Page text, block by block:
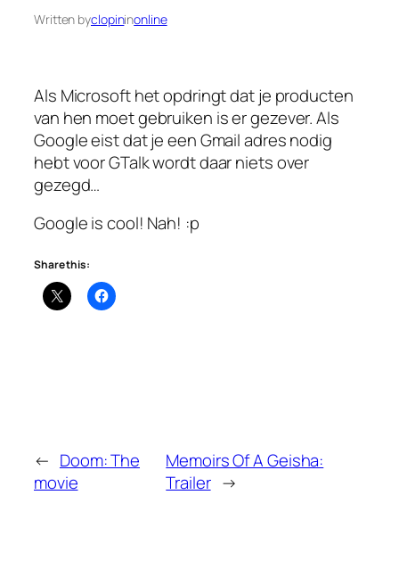
Written byclopininonline
Als Microsoft het opdringt dat je producten
van hen moet gebruiken is er gezever. Als
Google eist dat je een Gmail adres nodig
hebt voor GTalk wordt daar niets over
gezegd…
Google is cool! Nah! :p
Share this:
← Doom: The
movie
Memoirs Of A Geisha:
Trailer →